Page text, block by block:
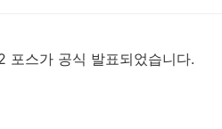
포스가 공식 발표되었습니다.